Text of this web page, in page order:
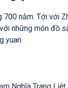
nằm. Tới với
những món đồ
yuan.